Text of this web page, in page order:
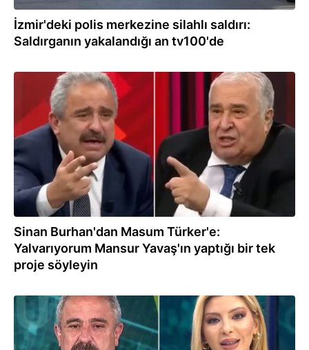
İzmir'deki polis merkezine silahlı saldırı:
Saldırganın yakalandığı an tv100'de
31.08.2025
Sinan Burhan'dan Masum Türker'e:
Yalvarıyorum Mansur Yavaş'ın yaptığı bir tek
proje söyleyin
21.08.2025